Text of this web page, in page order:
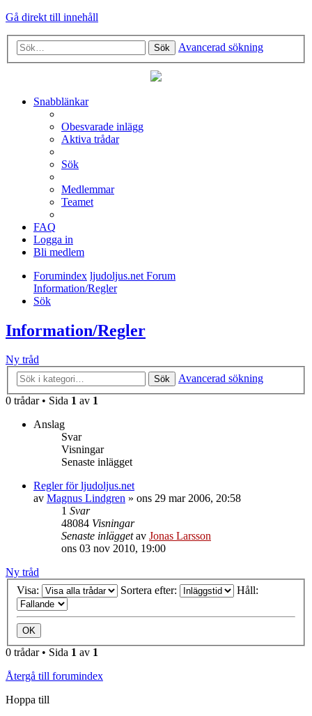
Gå direkt till innehåll
Sök Avancerad sökning
Snabblänkar
Obesvarade inlägg
Aktiva trådar
Sök
Medlemmar
Teamet
FAQ
Logga in
Bli medlem
Forumindex ljudoljus.net Forum
Information/Regler
Sök
Information/Regler
Ny tråd
Sök
Avancerad sökning
0 trådar • Sida 1 av 1
Anslag
Svar
Visningar
Senaste inlägget
Regler för ljudoljus.net
av Magnus Lindgren » ons 29 mar 2006, 20:58
1 Svar
48084 Visningar
Senaste inläggetav Jonas Larsson
ons 03 nov 2010, 19:00
Ny tråd
Visa:
Sortera efter: Håll:
0 trådar • Sida 1 av 1
Återgå till forumindex
Hoppa till